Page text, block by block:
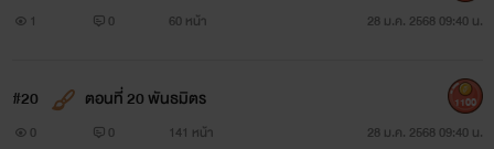
1 0 60 หน้า 28 ม.ค. 2568 09:40 น.
#20 ตอนที่ 20 พันธมิตร
0 0 141 หน้า 28 ม.ค. 2568 09:40 น.
1100